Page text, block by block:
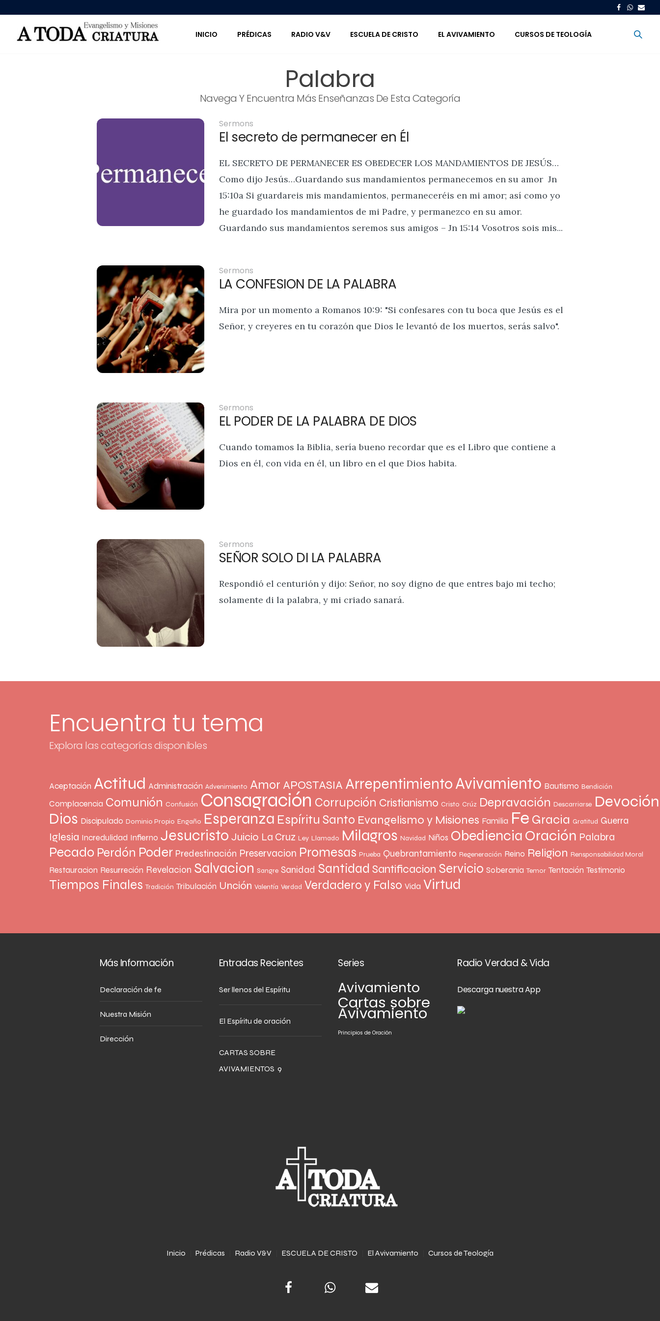
INICIO PRÉDICAS RADIO V&V ESCUELA DE CRISTO EL AVIVAMIENTO CURSOS DE TEOLOGÍA
Palabra
Navega Y Encuentra Más Enseñanzas De Esta Categoría
Sermons
El secreto de permanecer en Él
EL SECRETO DE PERMANECER ES OBEDECER LOS MANDAMIENTOS DE JESÚS…
Como dijo Jesús…Guardando sus mandamientos permanecemos en su amor Jn
15:10a Si guardareis mis mandamientos, permaneceréis en mi amor; así como yo
he guardado los mandamientos de mi Padre, y permanezco en su amor.
Guardando sus mandamientos seremos sus amigos – Jn 15:14 Vosotros sois mis...
Sermons
LA CONFESION DE LA PALABRA
Mira por un momento a Romanos 10:9: "Si confesares con tu boca que Jesús es el
Señor, y creyeres en tu corazón que Dios le levantó de los muertos, serás salvo".
Sermons
EL PODER DE LA PALABRA DE DIOS
Cuando tomamos la Biblia, sería bueno recordar que es el Libro que contiene a
Dios en él, con vida en él, un libro en el que Dios habita.
Sermons
SEÑOR SOLO DI LA PALABRA
Respondió el centurión y dijo: Señor, no soy digno de que entres bajo mi techo;
solamente di la palabra, y mi criado sanará.
Encuentra tu tema
Explora las categorías disponibles
Aceptación Actitud Administración Advenimiento Amor APOSTASIA ArrepentimientoAvivamiento Bautismo Bendición
Complacencia Comunión Confusión Consagración Corrupción Cristianismo Cristo Crúz Depravación Descarriarse Devoción
Dios Discipulado Dominio Propio Engaño Esperanza Espíritu Santo Evangelismo y Misiones Familia Fe Gracia Gratitud Guerra
Iglesia Incredulidad Infierno Jesucristo Juicio La Cruz Ley Llamado Milagros Navidad Niños Obediencia Oración Palabra
Pecado Perdón Poder Predestinación Preservacion Promesas Prueba Quebrantamiento Regeneración Reino Religion Rensponsabilidad Moral
Restauracion Resurreción Revelacion Salvacion Sangre Sanidad Santidad Santificacion Servicio Soberania Temor Tentación Testimonio
Tiempos Finales Tradición Tribulación Unción Valentía Verdad Verdadero y Falso Vida Virtud
Más Información
Declaración de fe
Nuestra Misión
Dirección
Entradas Recientes
Ser llenos del Espíritu
El Espíritu de oración
CARTAS SOBRE
AVIVAMIENTOS 9
Series
Avivamiento
Cartas sobre
Avivamiento
Principios de Oración
Radio Verdad & Vida
Descarga nuestra App
Inicio Prédicas Radio V&V ESCUELA DE CRISTO El Avivamiento Cursos de Teología